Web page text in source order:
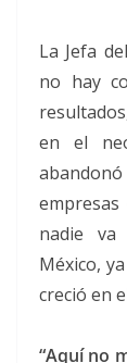
La Jefa
no hay
en el
nadie
México,
creció en
“Aquí no